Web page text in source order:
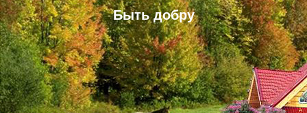
Быть добру